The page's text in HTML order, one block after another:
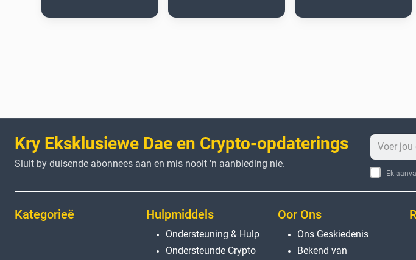
Kry Eksklusiewe Dae en Crypto-opdaterings
Sluit by duisende abonnees aan en mis nooit 'n aanbieding nie.
Ek
Kategorieë Hulpmiddels
Ondersteuning & Hulp
Ondersteunde Crypto
Oor Ons
Ons Geskiedenis
Bekend van